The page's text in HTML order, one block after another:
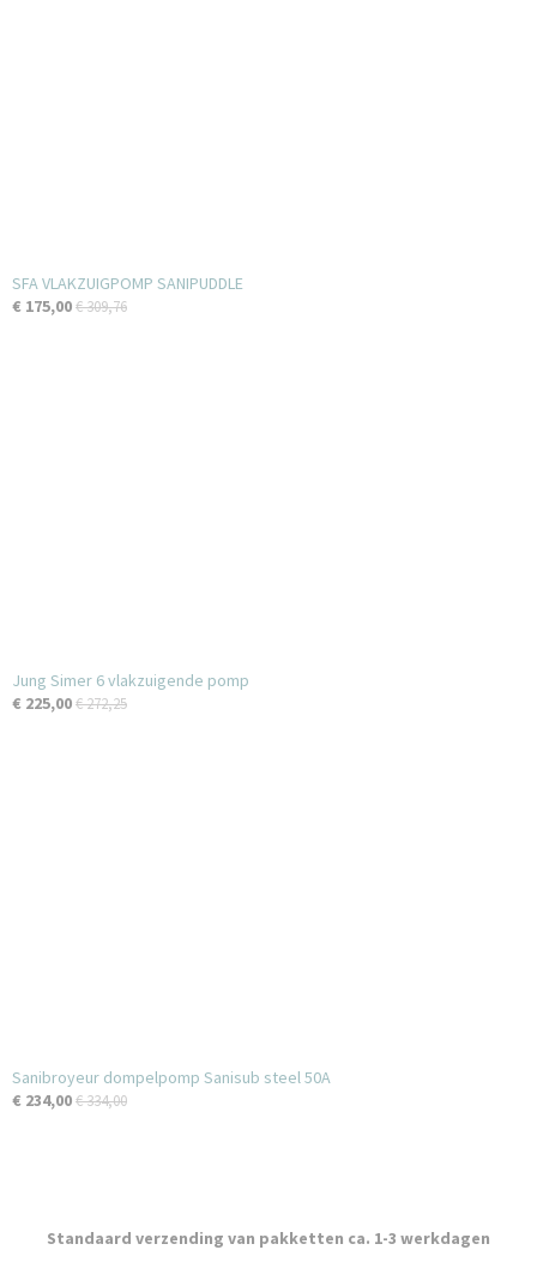
SFA VLAKZUIGPOMP SANIPUDDLE
€ 175,00€ 309,76
Jung Simer 6 vlakzuigende pomp
€ 225,00€ 272,25
Sanibroyeur dompelpomp Sanisub steel 50A
€ 234,00€ 334,00
Standaard verzending van pakketten ca. 1-3 werkdagen